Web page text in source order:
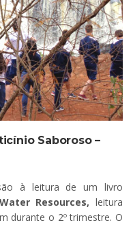
Saboroso –
à leitura de um livro
Water Resources, leitura
durante o 2º trimestre. O